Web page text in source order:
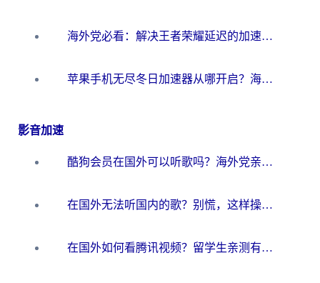
海外党必看：解决王者荣耀延迟的加速器终极指南——从EVE到猫和老鼠，一个工具全搞定
苹果手机无尽冬日加速器从哪开启？海外玩家的冬日生存指南
影音加速
酷狗会员在国外可以听歌吗？海外党亲测有效：3步解决音乐权限难题
在国外无法听国内的歌？别慌，这样操作就能畅听QQ音乐（附亲测加速器推荐）
在国外如何看腾讯视频？留学生亲测有效的回国加速方案